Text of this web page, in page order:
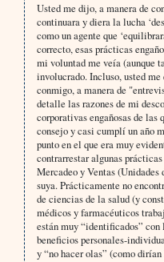
Usted me dijo, a manera de
continuara y diera la lucha
como un agente que
correcto, esas prácticas
mi voluntad me veía (aunque
involucrado. Incluso, usted me
conmigo, a manera de
detalle las razones de mi
corporativas engañosas de las
consejo y casi cumplí un año
punto en el que era muy
contrarrestar algunas
Mercadeo y Ventas
suya. Prácticamente no
de ciencias de la salud (y
médicos y farmacéuticos
están muy “identificados” con
beneficios personales-
y “no hacer olas” (como